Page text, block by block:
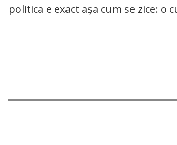
politica e exact așa cum se zice: o